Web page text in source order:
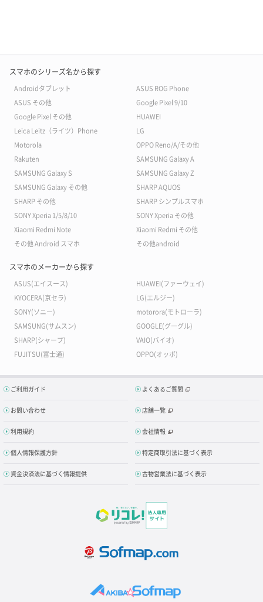
スマホのシリーズ名から探す
Androidタブレット
ASUS ROG Phone
ASUS その他
Google Pixel 9/10
Google Pixel その他
HUAWEI
Leica Leitz（ライツ）Phone
LG
Motorola
OPPO Reno/A/その他
Rakuten
SAMSUNG Galaxy A
SAMSUNG Galaxy S
SAMSUNG Galaxy Z
SAMSUNG Galaxy その他
SHARP AQUOS
SHARP その他
SHARP シンプルスマホ
SONY Xperia 1/5/8/10
SONY Xperia その他
Xiaomi Redmi Note
Xiaomi Redmi その他
その他 Android スマホ
その他android
スマホのメーカーから探す
ASUS(エイスース)
HUAWEI(ファーウェイ)
KYOCERA(京セラ)
LG(エルジー)
SONY(ソニー)
motorora(モトローラ)
SAMSUNG(サムスン)
GOOGLE(グーグル)
SHARP(シャープ)
VAIO(バイオ)
FUJITSU(富士通)
OPPO(オッポ)
ご利用ガイド よくあるご質問
お問い合わせ 店舗一覧
利用規約 会社情報
個人情報保護方針 特定商取引法に基づく表示
資金決済法に基づく情報提供 古物営業法に基づく表示